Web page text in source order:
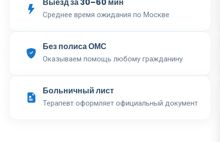
Среднее время ожидания по Москве
Без полиса ОМС
Оказываем помощь любому гражданину
Больничный лист
Терапевт оформляет официальный документ